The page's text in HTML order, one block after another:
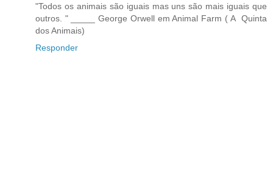
"Todos os animais são iguais mas uns são mais iguais que
outros. " _____ George Orwell em Animal Farm ( A Quinta
dos Animais)
Responder